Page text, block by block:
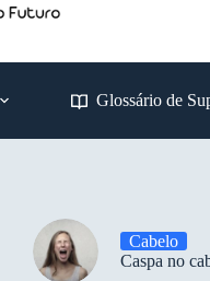
Glossário de
Cabelo
Caspa no